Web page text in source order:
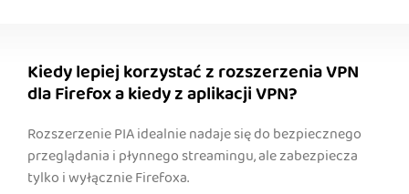
Kiedy lepiej korzystać z rozszerzenia VPN
dla Firefox a kiedy z aplikacji VPN?
Rozszerzenie PIA idealnie nadaje się do bezpiecznego
przeglądania i płynnego streamingu, ale zabezpiecza
tylko i wyłącznie Firefoxa.